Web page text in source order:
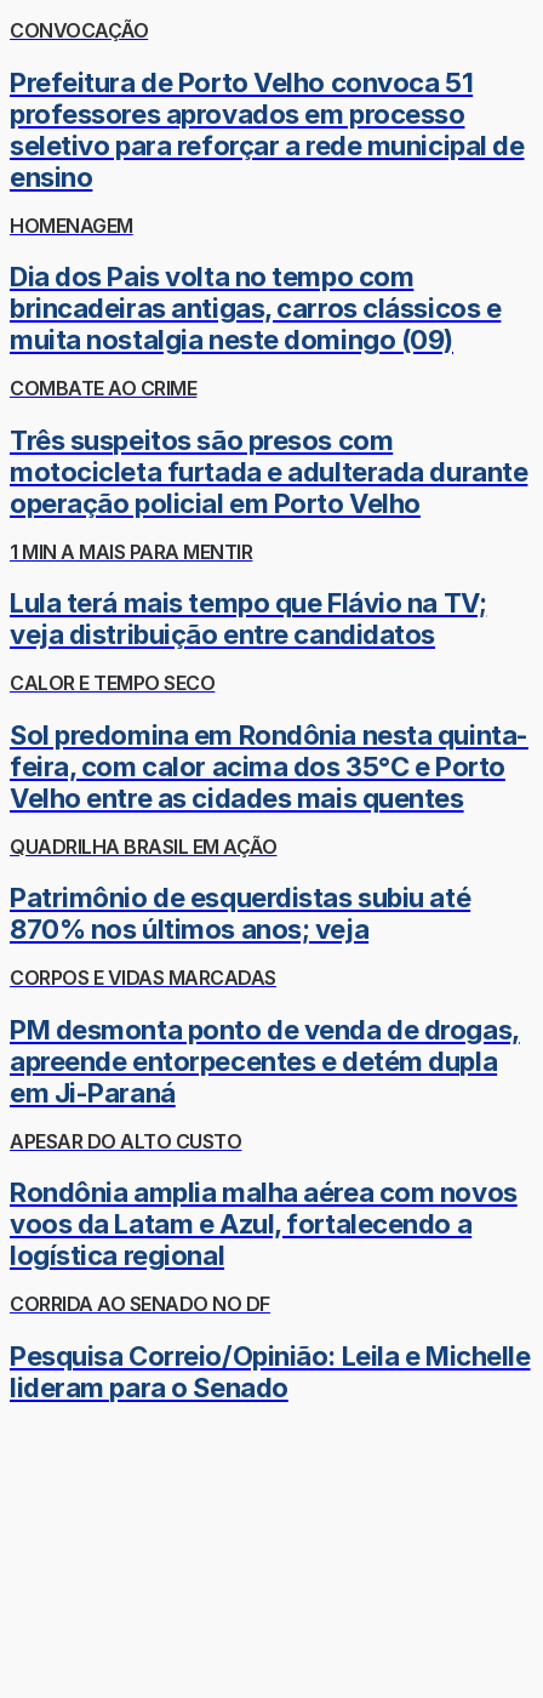
CONVOCAÇÃO
Prefeitura de Porto Velho convoca 51
professores aprovados em processo
seletivo para reforçar a rede municipal de
ensino
HOMENAGEM
Dia dos Pais volta no tempo com
brincadeiras antigas, carros clássicos e
muita nostalgia neste domingo (09)
COMBATE AO CRIME
Três suspeitos são presos com
motocicleta furtada e adulterada durante
operação policial em Porto Velho
1 MIN A MAIS PARA MENTIR
Lula terá mais tempo que Flávio na TV;
veja distribuição entre candidatos
CALOR E TEMPO SECO
Sol predomina em Rondônia nesta quinta-
feira, com calor acima dos 35°C e Porto
Velho entre as cidades mais quentes
QUADRILHA BRASIL EM AÇÃO
Patrimônio de esquerdistas subiu até
870% nos últimos anos; veja
CORPOS E VIDAS MARCADAS
PM desmonta ponto de venda de drogas,
apreende entorpecentes e detém dupla
em Ji-Paraná
APESAR DO ALTO CUSTO
Rondônia amplia malha aérea com novos
voos da Latam e Azul, fortalecendo a
logística regional
CORRIDA AO SENADO NO DF
Pesquisa Correio/Opinião: Leila e Michelle
lideram para o Senado